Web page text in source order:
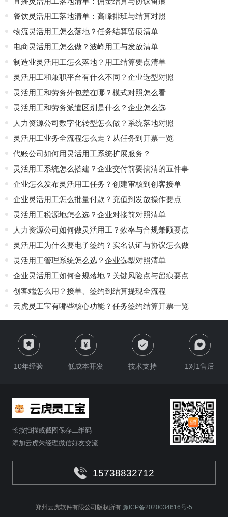
餐饮灵活用工落地清单：高峰排班与结算对照
物流灵活用工怎么落地？任务结算留痕清单
电商灵活用工怎么做？波峰用工与发放清单
制造业灵活用工怎么落地？用工结算要点清单
灵活用工和兼职平台有什么不同？企业选型对照
灵活用工和劳务外包差在哪？模式对照怎么看
灵活用工和劳务派遣区别是什么？企业怎么选
人力资源公司数字化转型怎么做？系统落地对照
灵活用工业务全流程怎么走？从任务到开票一览
代账公司如何用灵活用工系统扩展服务？
灵活用工系统怎么搭建？企业交付前要搞清的五件事
企业怎么发布灵活用工任务？创建审核到创客接单
企业灵活用工怎么批量付款？充值到发放操作要点
灵活用工税源地怎么选？企业对接前对照清单
人力资源公司如何做灵活用工？效率与合规兼顾要点
灵活用工为什么要电子签约？实名认证与协议怎么做
灵活用工管理系统怎么选？企业选型对照清单
企业灵活用工如何合规落地？关键风险点与留痕要点
创客端怎么用？接单、签约到结算提现全流程
云虎灵工宝有哪些核心功能？任务签约结算开票一览
10年经验 低成本开发 技术支持 1对1售后
长按扫描或截图保存二维码
添加云虎朱经理微信好友交流
15738832712
郑州云虎软件有限公司版权所有 豫ICP备2020034616号-5